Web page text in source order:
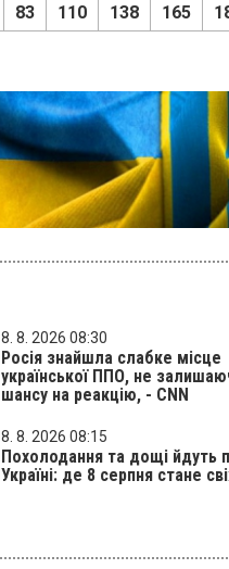
83 110 138 165
8. 8. 2026 08:30
Росія знайшла слабке місце
української ППО, не
шансу на реакцію, - CNN
8. 8. 2026 08:15
Похолодання та дощі йдуть
Україні: де 8 серпня стане